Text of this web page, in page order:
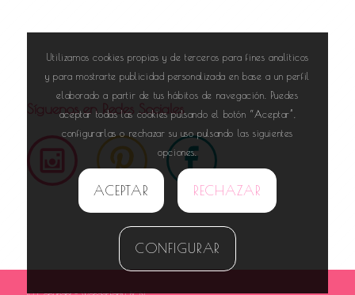
Síguenos en Redes Sociales
Utilizamos cookies propias y de terceros para fines analíticos
y para mostrarte publicidad personalizada en base a un perfil
elaborado a partir de tus hábitos de navegación. Puedes
aceptar todas las cookies pulsando el botón “Aceptar”,
configurarlas o rechazar su uso pulsando las siguientes
opciones.
ACEPTAR RECHAZAR
CONFIGURAR